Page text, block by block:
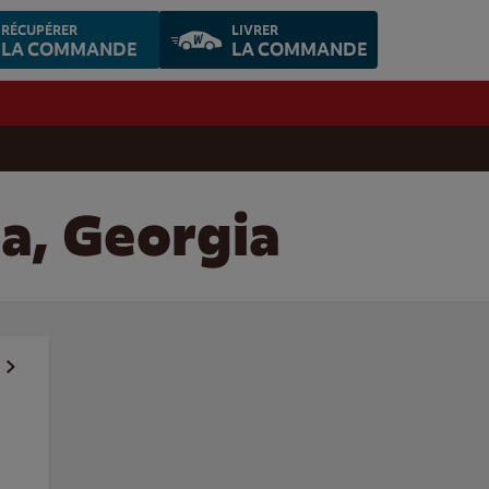
RÉCUPÉRER
LA COMMANDE
LIVRER
LA COMMANDE
Georgia